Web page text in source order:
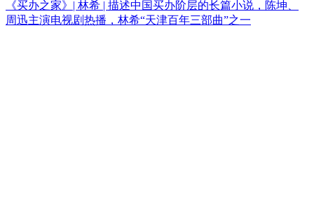
《买办之家》| 林希 | 描述中国买办阶层的长篇小说，陈坤、
周迅主演电视剧热播，林希“天津百年三部曲”之一